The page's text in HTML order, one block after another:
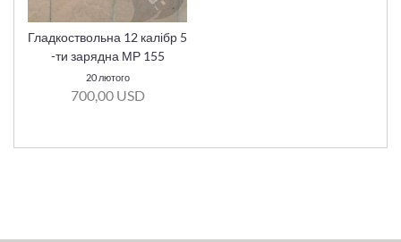
Гладкоствольна 12 калібр 5
-ти зарядна МР 155
20 лютого
700,00 USD